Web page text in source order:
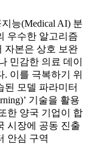
능(Medical AI) 분
우수한 알고리즘
자본은 상호 보완
민감한 의료 데이
이를 극복하기 위
된 모델 파라미터
기술을 활용
한 양국 기업이 합
시장에 공동 진출
안심 구역